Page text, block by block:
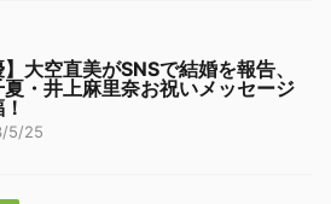
】大空直美がSNSで結婚を報告、
・井上麻里奈お祝いメッセージ
5/25